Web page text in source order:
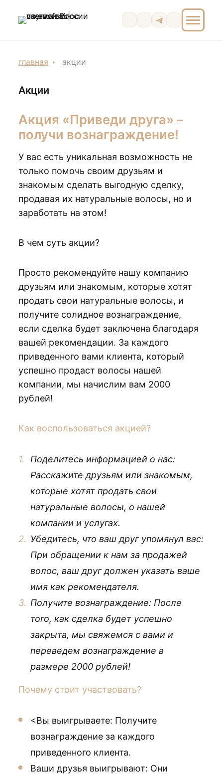
главная акции
Акции
Акция «Приведи друга» –
получи вознаграждение!
У вас есть уникальная возможность не
только помочь своим друзьям и
знакомым сделать выгодную сделку,
продавая их натуральные волосы, но и
заработать на этом!
В чем суть акции?
Просто рекомендуйте нашу компанию
друзьям или знакомым, которые хотят
продать свои натуральные волосы, и
получите солидное вознаграждение,
если сделка будет заключена благодаря
вашей рекомендации. За каждого
приведенного вами клиента, который
успешно продаст волосы нашей
компании, мы начислим вам 2000
рублей!
Как воспользоваться акцией?
Поделитесь информацией о нас:
Расскажите друзьям или знакомым,
которые хотят продать свои
натуральные волосы, о нашей
компании и услугах.
Убедитесь, что ваш друг упомянул вас:
При обращении к нам за продажей
волос, ваш друг должен указать ваше
имя как рекомендателя.
Получите вознаграждение: После
того, как сделка будет успешно
закрыта, мы свяжемся с вами и
переведем вознаграждение в
размере 2000 рублей!
Почему стоит участвовать?
<Вы выигрываете: Получите
вознаграждение за каждого
приведенного клиента.
Ваши друзья выигрывают: Они